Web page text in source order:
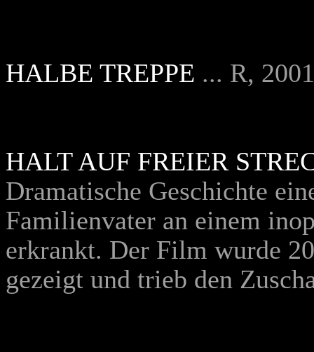
HALBE TREPPE ... R, 2001
HALT AUF FREIER
Dramatische Geschichte
Familienvater an einem
erkrankt. Der Film wurde
gezeigt und trieb den